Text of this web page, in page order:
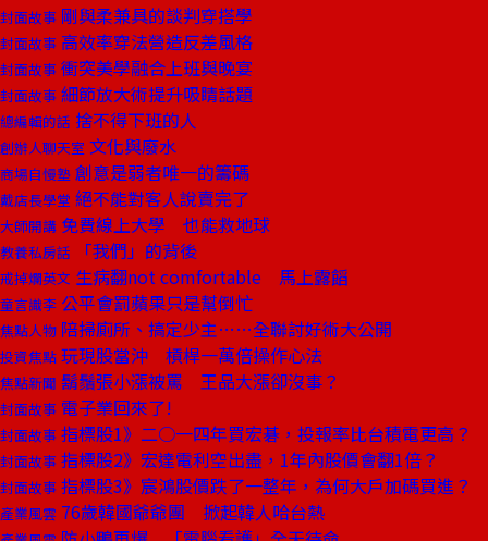
封面故事 剛與柔兼具的談判穿搭學
封面故事 高效率穿法營造反差風格
封面故事 衝突美學融合上班與晚宴
封面故事 細節放大術提升吸睛話題
總編輯的話 捨不得下班的人
創辦人聊天室 文化與廢水
商場自慢塾 創意是弱者唯一的籌碼
戴店長學堂 絕不能對客人說賣完了
大師開講 免費線上大學 也能救地球
教養私房話 「我們」的背後
戒掉爛英文 生病翻not comfortable 馬上露饀
童言識李 公平會罰蘋果只是幫倒忙
焦點人物 陪掃廁所、搞定少主……全聯討好術大公開
投資焦點 玩現股當沖 槓桿一萬倍操作心法
焦點新聞 鬍鬚張小漲被罵 王品大漲卻沒事？
封面故事 電子業回來了!
封面故事 指標股1》二○一四年買宏碁，投報率比台積電更高？
封面故事 指標股2》宏達電利空出盡，1年內股價會翻1倍？
封面故事 指標股3》宸鴻股價跌了一整年，為何大戶加碼買進？
產業風雲 76歲韓國爺爺團 掀起韓人哈台熱